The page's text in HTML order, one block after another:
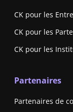
CK pour les
CK pour les
CK pour les
Partenaires
Partenaires de